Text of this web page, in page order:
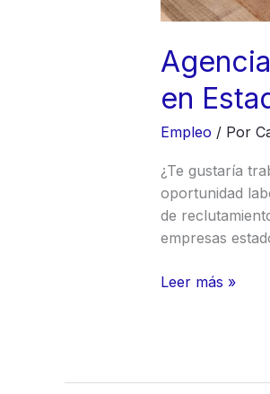
en
Empleo / Por
¿Te gustaría
oportunidad
de
empresas
Agencias
Leer más »